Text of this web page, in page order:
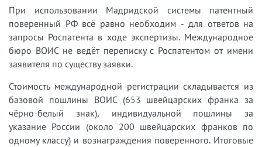
При использовании Мадридской системы патентный
поверенный РФ всё равно необходим - для ответов на
запросы Роспатента в ходе экспертизы. Международное
бюро ВОИС не ведёт переписку с Роспатентом от имени
заявителя по существу заявки.
Стоимость международной регистрации складывается из
базовой пошлины ВОИС (653 швейцарских франка за
чёрно-белый знак), индивидуальной пошлины за
указание России (около 200 швейцарских франков по
одному классу) и вознаграждения поверенного. Итоговые